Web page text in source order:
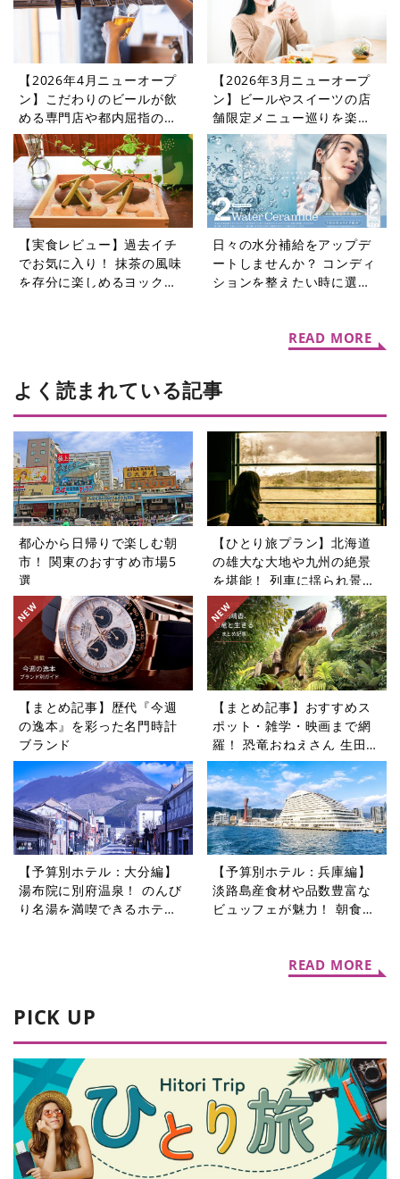
【2026年4月ニューオープ
ン】こだわりのビールが飲
める専門店や都内屈指の憩
いの場に登場するカフェ・
レストラン5選
【2026年3月ニューオープ
ン】ビールやスイーツの店
舗限定メニュー巡りを楽し
めるレストランやカフェを
紹介
【実食レビュー】過去イチ
でお気に入り！ 抹茶の風味
を存分に楽しめるヨックモ
日々の水分補給をアップデ
ートしませんか？ コンディ
ションを整えたい時に選び
READ MORE
よく読まれている記事
都心から日帰りで楽しむ朝
市！ 関東のおすすめ市場5
選
【ひとり旅プラン】北海道
の雄大な大地や九州の絶景
を堪能！ 列車に揺られ景色
を楽しむ旅5選
【まとめ記事】歴代『今週
の逸本』を彩った名門時計
ブランド
【まとめ記事】おすすめス
ポット・雑学・映画まで網
羅！ 恐竜おねえさん 生田晴
香の恐竜コラム9選
【予算別ホテル：大分編】
湯布院に別府温泉！ のんび
り名湯を満喫できるホテル5
【予算別ホテル：兵庫編】
淡路島産食材や品数豊富な
ビュッフェが魅力！ 朝食が
READ MORE
PICK UP